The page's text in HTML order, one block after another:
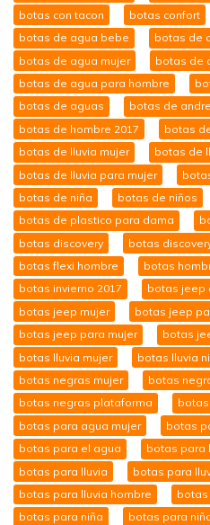
botas con tacon
botas confort
botas de agua bebe
botas de
botas de agua mujer
botas de
botas de agua para hombre
botas de aguas
botas de
botas de hombre 2017
botas
botas de lluvia mujer
botas de
botas de lluvia para mujer
botas de niña
botas de niños
botas de plastico para dama
botas discovery
botas
botas flexi hombre
botas
botas invierno 2017
botas jeep
botas jeep mujer
botas jeep
botas jeep para mujer
botas
botas lluvia mujer
botas lluvia
botas negras mujer
botas
botas negras plataforma
botas para agua mujer
botas
botas para el agua
botas para
botas para lluvia
botas para
botas para lluvia hombre
botas
botas para niña
botas para